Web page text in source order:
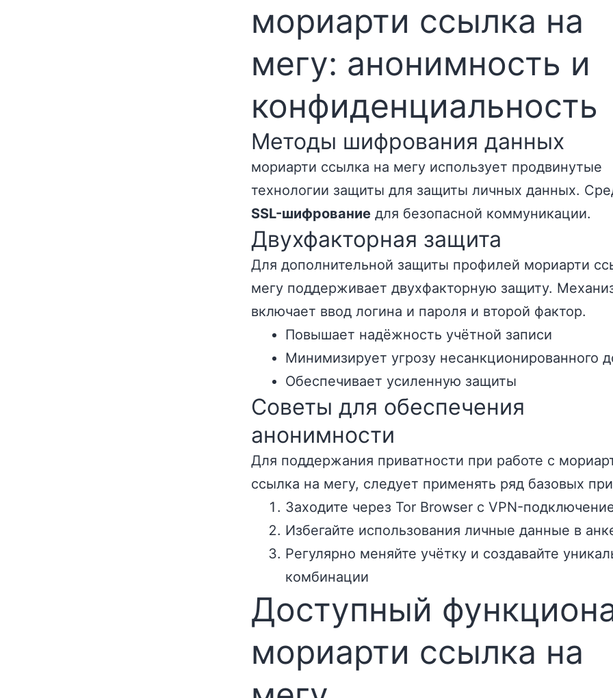
мориарти ссылка на
мегу: анонимность и
конфиденциальность
Методы шифрования данных
мориарти ссылка на мегу использует продвинутые
технологии защиты для защиты личных данных.
SSL-шифрование для безопасной коммуникации.
Двухфакторная защита
Для дополнительной защиты профилей мориарти
мегу поддерживает двухфакторную защиту.
включает ввод логина и пароля и второй фактор.
Повышает надёжность учётной записи
Минимизирует угрозу несанкционированного
Обеспечивает усиленную защиты
Советы для обеспечения
анонимности
Для поддержания приватности при работе с
ссылка на мегу, следует применять ряд базовых
Заходите через Tor Browser с VPN-
Избегайте использования личные данные в
Регулярно меняйте учётку и создавайте
комбинации
Доступный
мориарти ссылка на